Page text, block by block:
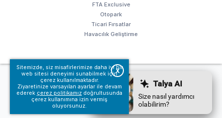
Sitemizde, siz misafirlerimize daha iyi bir
web sitesi deneyimi sunabilmek için
çerez kullanılmaktadır.
Ziyaretinize varsayılan ayarlar ile devam
ederek çerez politikamız doğrultusunda
çerez kullanımına izin vermiş
oluyorsunuz.
X
FTA Exclusive
Otopark
Ticari Fırsatlar
Havacılık Geliştirme
© Fraport TAV Antalya Havalimanı, 2018. Tüm hakları saklıdır.
Kullanım koşullarımız
Bilgi Toplumu hizmetleri